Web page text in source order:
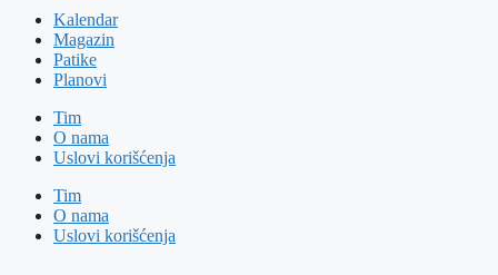
Kalendar
Magazin
Patike
Planovi
Tim
O nama
Uslovi korišćenja
Tim
O nama
Uslovi korišćenja